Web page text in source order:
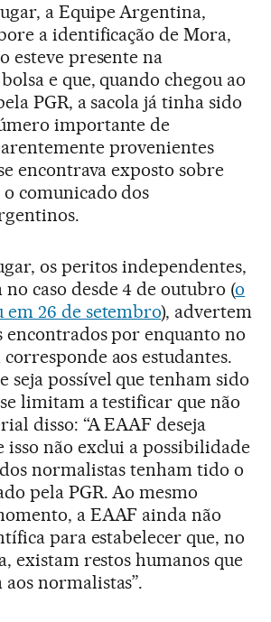
a Equipe Argentina,
a identificação de Mora,
esteve presente na
e que, quando chegou ao
PGR, a sacola já tinha sido
importante de
provenientes
encontrava exposto sobre
comunicado dos
os peritos independentes,
caso desde 4 de outubro (o
em 26 de setembro), advertem
encontrados por enquanto no
aos estudantes.
seja possível que tenham sido
limitam a testificar que não
disso: “A EAAF deseja
isso não exclui a possibilidade
normalistas tenham tido o
pela PGR. Ao mesmo
a EAAF ainda não
para estabelecer que, no
existam restos humanos que
normalistas”.